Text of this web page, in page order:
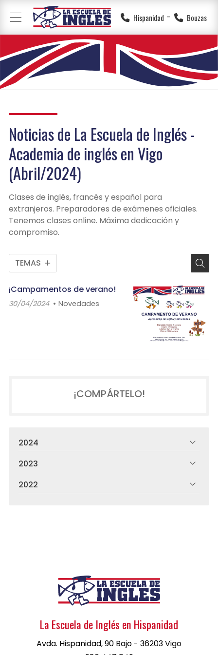
Hispanidad - Bouzas
Noticias de La Escuela de Inglés -
Academia de inglés en Vigo
(Abril/2024)
Clases de inglés, francés y español para
extranjeros. Preparadores de exámenes oficiales.
Tenemos clases online. Máxima dedicación y
compromiso.
TEMAS
¡Campamentos de verano!
30/04/2024 Novedades
¡COMPÁRTELO!
2024
2023
2022
La Escuela de Inglés en Hispanidad
Avda. Hispanidad, 90 Bajo - 36203 Vigo